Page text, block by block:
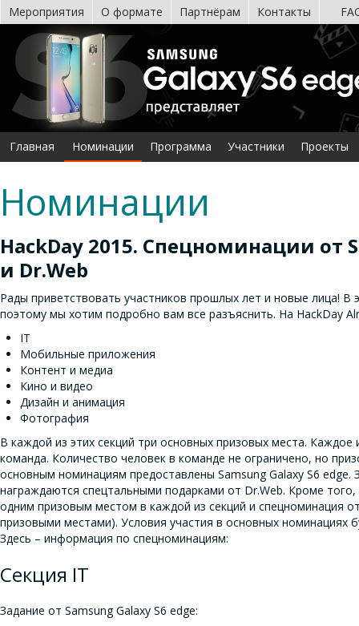
Мероприятия О формате Партнёрам Контакты
Главная Номинации Программа Участники Проекты
Номинации
HackDay 2015. Спецноминации от
и Dr.Web
Рады приветствовать участников прошлых лет и новые лица! В
поэтому мы хотим подробно вам все разъяснить. На HackDay
IT
Мобильные приложения
Контент и медиа
Кино и видео
Дизайн и анимация
Фотография
В каждой из этих секций три основных призовых места.
команда. Количество человек в команде не ограничено, но
основным номинациям предоставлены Samsung Galaxy S6
награждаются спецтальными подарками от Dr.Web. Кроме
одним призовым местом в каждой из секций и спецноминация
призовыми местами). Условия участия в основных номинациях
Здесь – информация по спецноминациям:
Секция IT
Задание от Samsung Galaxy S6 edge: